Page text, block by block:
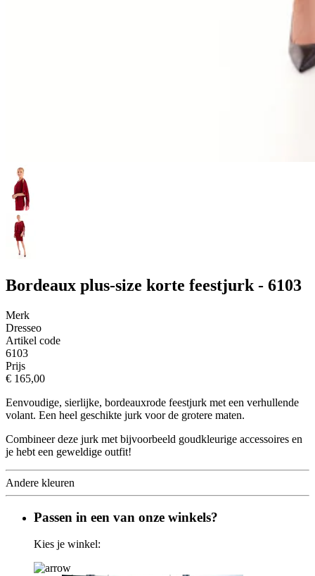
Bordeaux plus-size korte feestjurk - 6103
Merk
Dresseo
Artikel code
6103
Prijs
€ 165,00
Eenvoudige, sierlijke, bordeauxrode feestjurk met een verhullende
volant. Een heel geschikte jurk voor de grotere maten.
Combineer deze jurk met bijvoorbeeld goudkleurige accessoires en
je hebt een geweldige outfit!
Andere kleuren
Passen in een van onze winkels?
Kies je winkel: